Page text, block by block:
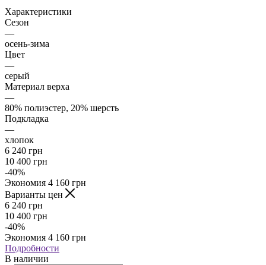
Характеристики
Сезон
—
осень-зима
Цвет
—
серый
Материал верха
—
80% полиэстер, 20% шерсть
Подкладка
—
хлопок
6 240 грн
10 400 грн
-40%
Экономия 4 160 грн
Варианты цен
6 240 грн
10 400 грн
-40%
Экономия 4 160 грн
Подробности
В наличии